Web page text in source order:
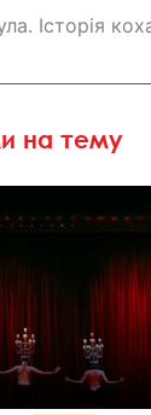
Історія
на тему